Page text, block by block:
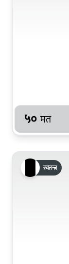
५० मत
स्वतन्त्र